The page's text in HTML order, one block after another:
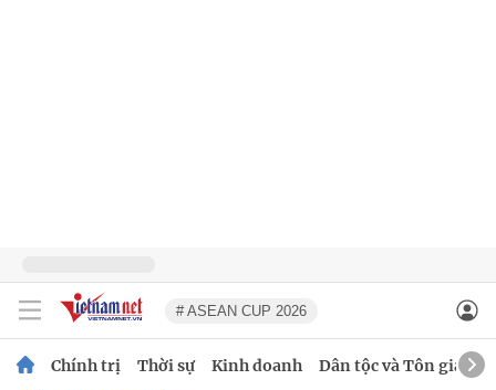
# ASEAN CUP 2026
Chính trị Thời sự Kinh doanh Dân tộc và Tôn giáo